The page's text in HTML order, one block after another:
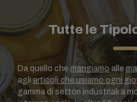
Tutte le
Da quello che mangiamo alle
agliarticoli che usiamo ogni
gamma di settori industriali a